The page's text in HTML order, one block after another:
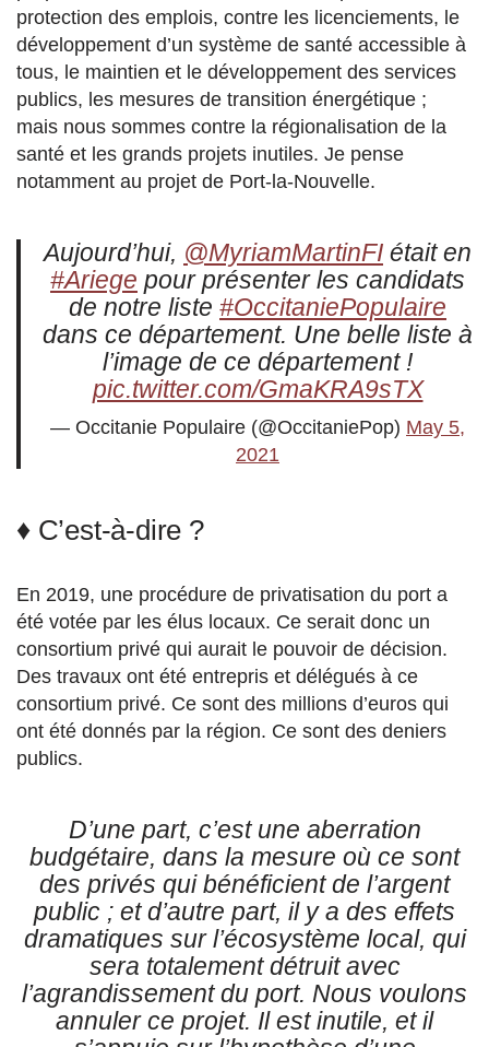
protection des emplois, contre les licenciements, le
développement d’un système de santé accessible à
tous, le maintien et le développement des services
publics, les mesures de transition énergétique ;
mais nous sommes contre la régionalisation de la
santé et les grands projets inutiles. Je pense
notamment au projet de Port-la-Nouvelle.
Aujourd’hui, @MyriamMartinFI était en
#Ariege pour présenter les candidats
de notre liste #OccitaniePopulaire
dans ce département. Une belle liste à
l’image de ce département !
pic.twitter.com/GmaKRA9sTX
— Occitanie Populaire (@OccitaniePop) May 5,
2021
♦ C’est-à-dire ?
En 2019, une procédure de privatisation du port a
été votée par les élus locaux. Ce serait donc un
consortium privé qui aurait le pouvoir de décision.
Des travaux ont été entrepris et délégués à ce
consortium privé. Ce sont des millions d’euros qui
ont été donnés par la région. Ce sont des deniers
publics.
D’une part, c’est une aberration
budgétaire, dans la mesure où ce sont
des privés qui bénéficient de l’argent
public ; et d’autre part, il y a des effets
dramatiques sur l’écosystème local, qui
sera totalement détruit avec
l’agrandissement du port. Nous voulons
annuler ce projet. Il est inutile, et il